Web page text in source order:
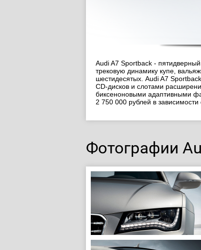
Audi A7 Sportback -
трековую динамику купе,
шестидесятых. Audi A7
CD-дисков и слотами
биксеноновыми адаптивными
2 750 000 рублей в
Фотографии